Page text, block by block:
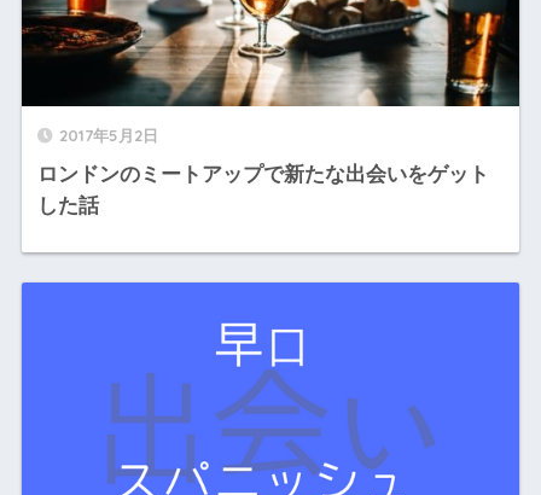
2017年5月2日
ロンドンのミートアップで新たな出会いをゲット
した話